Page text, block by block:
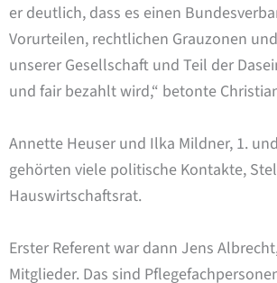
er deutlich, dass es einen
Vorurteilen, rechtlichen Grauzonen
unserer Gesellschaft und Teil der
und fair bezahlt wird,“ betonte
Annette Heuser und Ilka Mildner, 1.
gehörten viele politische Kontakte,
Hauswirtschaftsrat.
Erster Referent war dann Jens
Mitglieder. Das sind